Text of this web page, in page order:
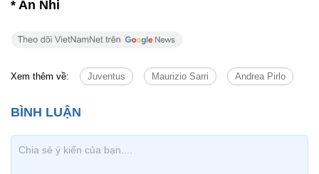
* An Nhi
Xem thêm về: Juventus Maurizio Sarri Andrea Pirlo